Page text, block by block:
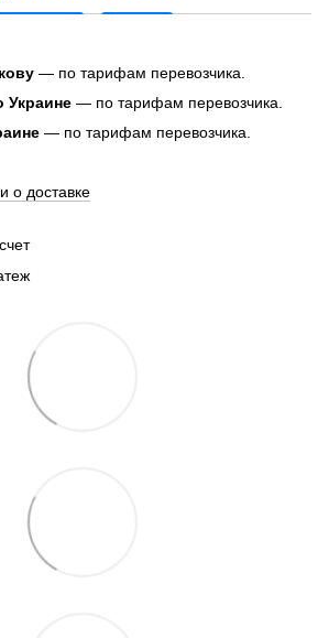
— по тарифам перевозчика.
Украине — по тарифам перевозчика.
— по тарифам перевозчика.
о доставке